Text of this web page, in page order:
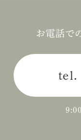
2024年06月 (1)
2024年04月 (3)
2024年03月 (2)
お電話で
tel.